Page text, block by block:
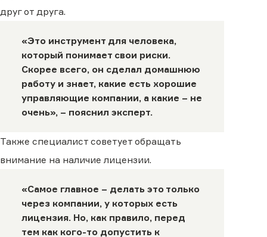
друг от друга.
«Это инструмент для человека,
который понимает свои риски.
Скорее всего, он сделал домашнюю
работу и знает, какие есть хорошие
управляющие компании, а какие – не
очень», – пояснил эксперт.
Также специалист советует обращать
внимание на наличие лицензии.
«Самое главное – делать это только
через компании, у которых есть
лицензия. Но, как правило, перед
тем как кого-то допустить к